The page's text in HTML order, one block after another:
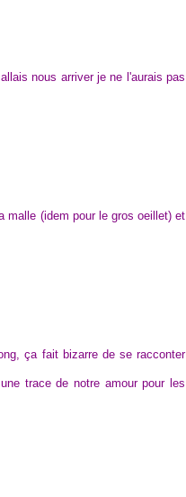
nous arriver je ne l'aurais pas
malle (idem pour le gros oeillet) et
ça fait bizarre de se racconter
trace de notre amour pour les